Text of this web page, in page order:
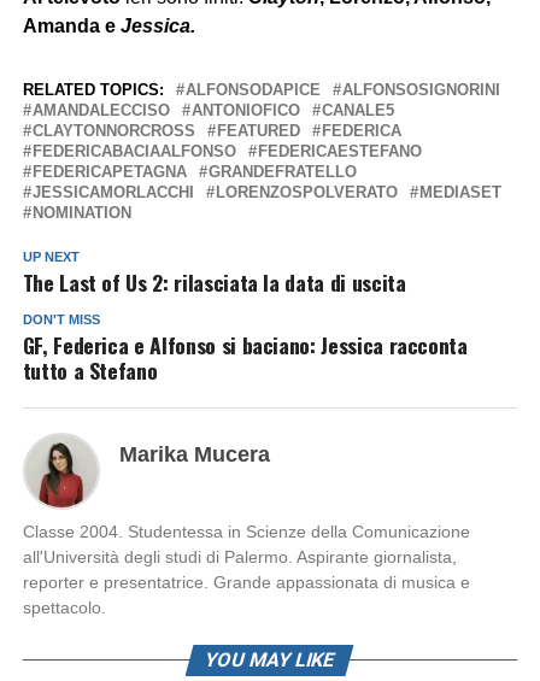
Amanda e Jessica.
RELATED TOPICS: ALFONSODAPICE
ALFONSOSIGNORINI
AMANDALECCISO
ANTONIOFICO
CANALE5
CLAYTONNORCROSS
FEATURED
FEDERICA
FEDERICABACIAALFONSO
FEDERICAESTEFANO
FEDERICAPETAGNA
GRANDEFRATELLO
JESSICAMORLACCHI
LORENZOSPOLVERATO
MEDIASET
NOMINATION
UP NEXT
The Last of Us 2: rilasciata la data di uscita
DON'T MISS
GF, Federica e Alfonso si baciano: Jessica racconta
tutto a Stefano
Marika Mucera
Classe 2004. Studentessa in Scienze della Comunicazione
all'Università degli studi di Palermo. Aspirante giornalista,
reporter e presentatrice. Grande appassionata di musica e
spettacolo.
YOU MAY LIKE